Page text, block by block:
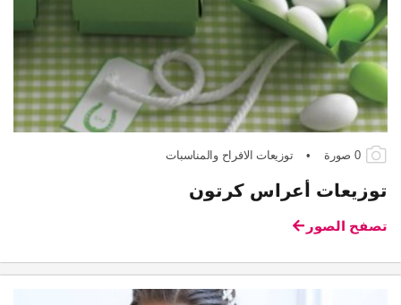
0 صورة • توزيعات الافراح والمناسبات
توزيعات أعراس كرتون
تصفح الصور